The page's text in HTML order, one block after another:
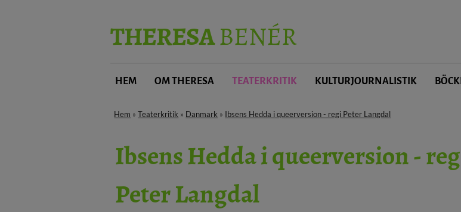
THERESABENÉR
HEM OM THERESA TEATERKRITIK KULTURJOURNALISTIK
Hem »Teaterkritik » Danmark » Ibsens Hedda i queerversion - regi Peter Langdal
Ibsens Hedda i queerversion -
Peter Langdal